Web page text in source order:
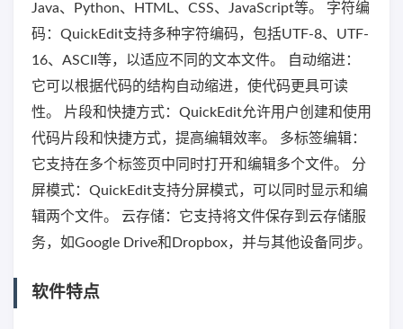
Java、Python、HTML、CSS、JavaScript等。 字符编
码：QuickEdit支持多种字符编码，包括UTF-8、UTF-
16、ASCII等，以适应不同的文本文件。 自动缩进：
它可以根据代码的结构自动缩进，使代码更具可读
性。 片段和快捷方式：QuickEdit允许用户创建和使用
代码片段和快捷方式，提高编辑效率。 多标签编辑：
它支持在多个标签页中同时打开和编辑多个文件。 分
屏模式：QuickEdit支持分屏模式，可以同时显示和编
辑两个文件。 云存储：它支持将文件保存到云存储服
务，如Google Drive和Dropbox，并与其他设备同步。
软件特点